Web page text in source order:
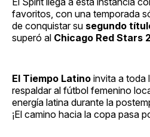
favoritos, con una temporada
de conquistar su segundo
superó al Chicago Red Stars
El Tiempo Latino invita a toda
respaldar al fútbol femenino
energía latina durante la
¡El camino hacia la copa pasa